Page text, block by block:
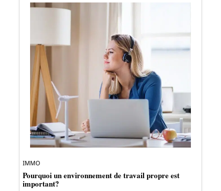
IMMO
Pourquoi un environnement de travail propre est
important?